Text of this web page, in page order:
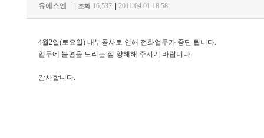
유에스엔 조회 16,537 2011.04.01 18:58
4월2일(토요일) 내부공사로 인해 전화업무가 중단 됩니다.
업무에 불편을 드리는 점 양해해 주시기 바랍니다.
감사합니다.